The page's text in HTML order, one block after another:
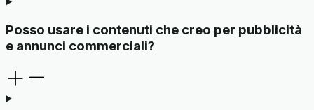
Posso usare i contenuti che creo per pubblicità
e annunci commerciali?